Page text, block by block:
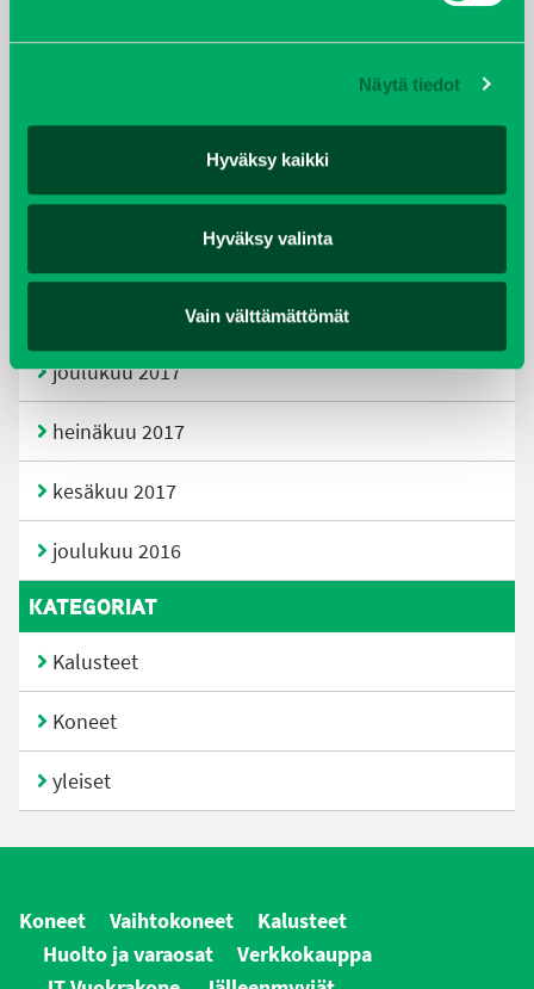
Näytä tiedot
Hyväksy kaikki
Hyväksy valinta
Vain välttämättömät
huhtikuu 2019
helmikuu 2019
tammikuu 2018
joulukuu 2017
heinäkuu 2017
kesäkuu 2017
joulukuu 2016
KATEGORIAT
Kalusteet
Koneet
yleiset
Koneet Vaihtokoneet
Kalusteet
Huolto ja varaosat
Verkkokauppa